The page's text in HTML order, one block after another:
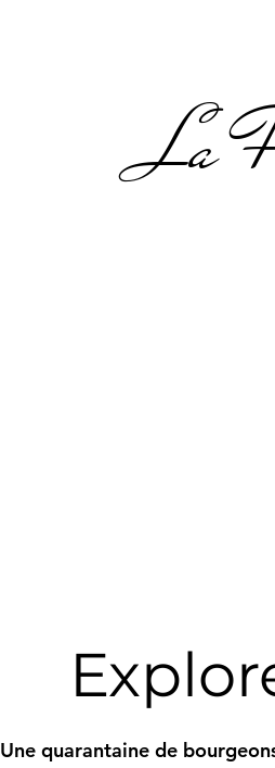
La
Une quarantaine de